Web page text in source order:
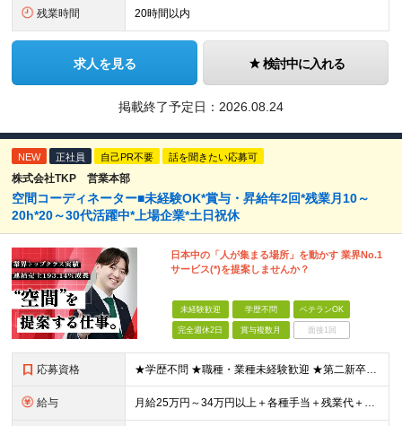
残業時間 20時間以内
求人を見る 検討中に入れる
掲載終了予定日： 2026.08.24
NEW 正社員 自己PR不要 話を聞きたい応募可
株式会社TKP 営業本部
空間コーディネーター■未経験OK*賞与・昇給年2回*残業月10～
20h*20～30代活躍中*上場企業*土日祝休
日本中の「人が集まる場所」を動かす 業界No.1
サービス(*)を提案しませんか？
未経験歓迎 学歴不問 ベテランOK
完全週休2日 賞与複数月 面接1回
応募資格 ★学歴不問 ★職種・業種未経験歓迎 ★第二新卒歓迎 ＜こんな方にオススメ＞ ◎一つの商材ではなく、幅広い提案で勝負したい ◎成長企業でスケールの大きい仕事に挑戦したい ◎実力を評価されたい＆腰を据え
給与 月給25万円～34万円以上＋各種手当＋残業代＋賞与年2回 初年度想定年収：348万円～ ※経験・能力を考慮のうえ優遇します。 ※上記にはエリア給（10,000円～15,000円）、見込み残業代（20